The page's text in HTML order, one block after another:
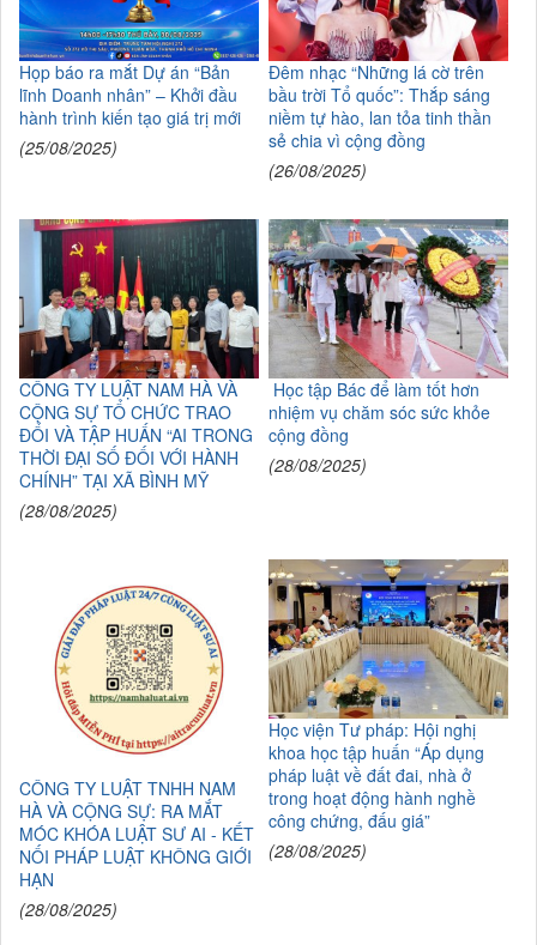
Họp báo ra mắt Dự án “Bản
lĩnh Doanh nhân” – Khởi đầu
hành trình kiến tạo giá trị mới
(25/08/2025)
Đêm nhạc “Những lá cờ trên
bầu trời Tổ quốc”: Thắp sáng
niềm tự hào, lan tỏa tinh thần
sẻ chia vì cộng đồng
(26/08/2025)
CÔNG TY LUẬT NAM HÀ VÀ
CỘNG SỰ TỔ CHỨC TRAO
ĐỔI VÀ TẬP HUẤN “AI TRONG
THỜI ĐẠI SỐ ĐỐI VỚI HÀNH
CHÍNH” TẠI XÃ BÌNH MỸ
(28/08/2025)
Học tập Bác để làm tốt hơn
nhiệm vụ chăm sóc sức khỏe
cộng đồng
(28/08/2025)
CÔNG TY LUẬT TNHH NAM
HÀ VÀ CỘNG SỰ: RA MẮT
MÓC KHÓA LUẬT SƯ AI - KẾT
NỐI PHÁP LUẬT KHÔNG GIỚI
HẠN
(28/08/2025)
Học viện Tư pháp: Hội nghị
khoa học tập huấn “Áp dụng
pháp luật về đất đai, nhà ở
trong hoạt động hành nghề
công chứng, đấu giá”
(28/08/2025)